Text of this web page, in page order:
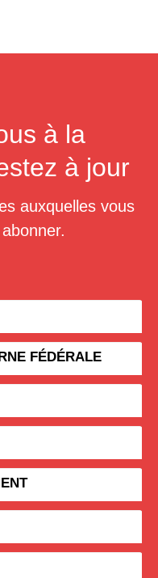
à la
à jour
auxquelles vous
FÉDÉRALE